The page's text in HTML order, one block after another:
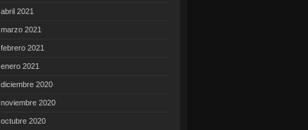
abril 2021
marzo 2021
febrero 2021
enero 2021
diciembre 2020
noviembre 2020
octubre 2020